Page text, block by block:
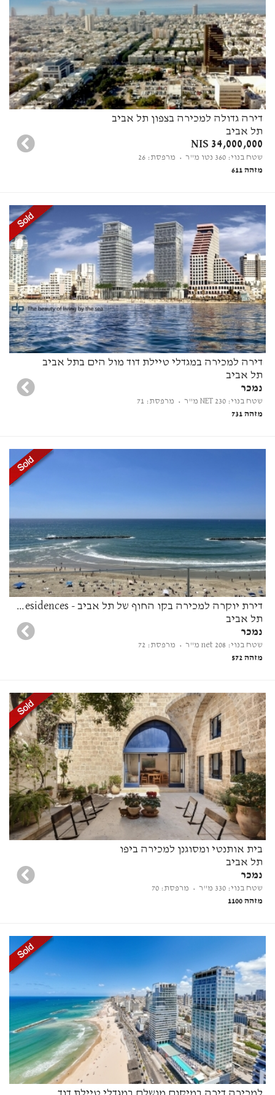
דירה גדולה למכירה בצפון תל אביב
תל אביב
34,000,000 NIS
שטח בנוי: 360 נטו מ"ר
• מרפסת: 26
מזהה 611
דירה למכירה במגדלי טיילת דוד מול הים בתל אביב
תל אביב
נמכר
שטח בנוי: 230 NET מ"ר
• מרפסת: 71
מזהה 731
דירת יוקרה למכירה בקו החוף של תל אביב - David Promenade Residences
תל אביב
נמכר
שטח בנוי: 208 net מ"ר
• מרפסת: 72
מזהה 572
בית אותנטי ומסוגנן למכירה ביפו
תל אביב
נמכר
שטח בנוי: 330 מ"ר
• מרפסת: 70
מזהה 1100